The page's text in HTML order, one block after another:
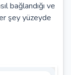
bağlandığı ve
şey yüzeyde